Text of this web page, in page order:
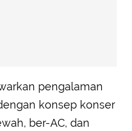
pengalaman
konsep konser
ber-AC, dan